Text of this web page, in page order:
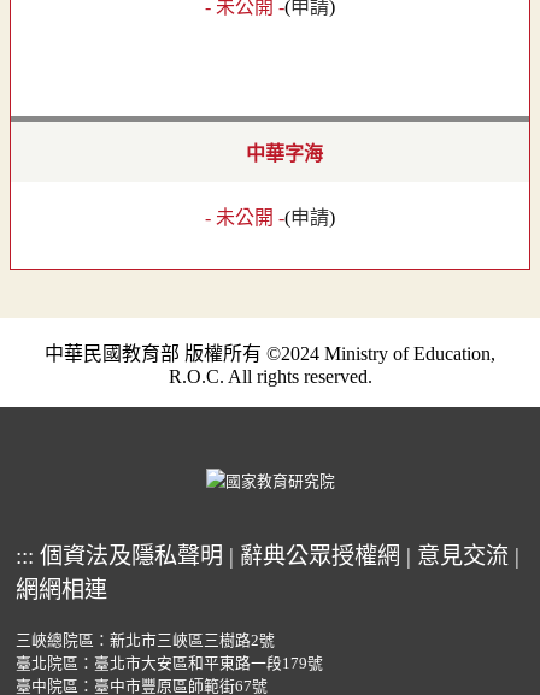
- 未公開 -(申請)
中華字海
- 未公開 -(申請)
中華民國教育部 版權所有 ©2024 Ministry of Education,
R.O.C. All rights reserved.
::: 個資法及隱私聲明 | 辭典公眾授權網 | 意見交流 |
網網相連
三峽總院區：新北市三峽區三樹路2號
臺北院區：臺北市大安區和平東路一段179號
臺中院區：臺中市豐原區師範街67號